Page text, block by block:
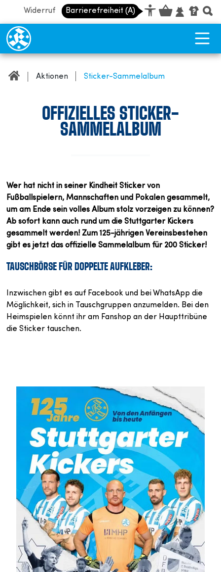
Barrierefreiheit Dashboard öffnen
Hauptnavigation anzeigen
zum Inhalt springen
Tastenkombinationen anzeigen
Vorlesefunktion anzeigen
Widerruf Barrierefreiheit (A)
Aktionen Sticker-Sammelalbum
OFFIZIELLES STICKER-
SAMMELALBUM
Wer hat nicht in seiner Kindheit Sticker von
Fußballspielern, Mannschaften und Pokalen gesammelt,
um am Ende sein volles Album stolz vorzeigen zu können?
Ab sofort kann auch rund um die Stuttgarter Kickers
gesammelt werden! Zum 125-jährigen Vereinsbestehen
gibt es jetzt das offizielle Sammelalbum für 200 Sticker!
TAUSCHBÖRSE FÜR DOPPELTE AUFKLEBER:
Inzwischen gibt es auf Facebook und bei WhatsApp die
Möglichkeit, sich in Tauschgruppen anzumelden. Bei den
Heimspielen könnt ihr am Fanshop an der Haupttribüne
die Sticker tauschen.